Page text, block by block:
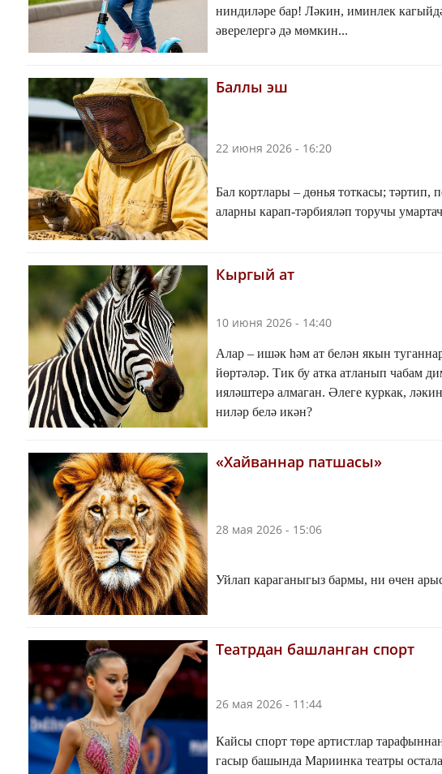
ниндиләре бар! Ләкин, иминлек
әверелергә дә мөмкин...
Баллы эш
22 июня 2026 - 16:20
Бал кортлары – дөнья тоткасы;
аларны карап-тәрбияләп торучы
Кыргый ат
10 июня 2026 - 14:40
Алар – ишәк һәм ат белән якын
йөртәләр. Тик бу атка атланып чабам
ияләштерә алмаган. Әлеге куркак,
ниләр белә икән?
«Хайваннар патшасы»
28 мая 2026 - 15:06
Уйлап караганыгыз бармы, ни өчен
Театрдан башланган спорт
26 мая 2026 - 11:44
Кайсы спорт төре артистлар
гасыр башында Мариинка театры